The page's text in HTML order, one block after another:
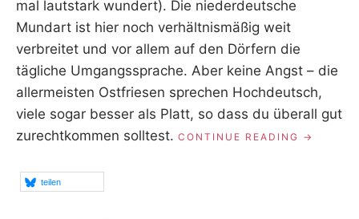
mal lautstark wundert). Die niederdeutsche
Mundart ist hier noch verhältnismäßig weit
verbreitet und vor allem auf den Dörfern die
tägliche Umgangssprache. Aber keine Angst – die
allermeisten Ostfriesen sprechen Hochdeutsch,
viele sogar besser als Platt, so dass du überall gut
zurechtkommen solltest. CONTINUE READING „MAN
teilen